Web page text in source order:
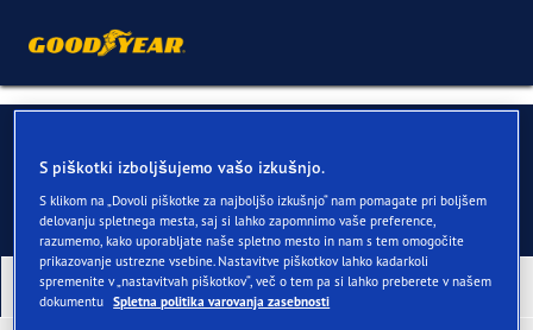
Najnovejše pnevmatike
S piškotki izboljšujemo vašo izkušnjo.
S klikom na „Dovoli piškotke za najboljšo izkušnjo“ nam pomagate pri boljšem
delovanju spletnega mesta, saj si lahko zapomnimo vaše preference,
razumemo, kako uporabljate naše spletno mesto in nam s tem omogočite
prikazovanje ustrezne vsebine. Nastavitve piškotkov lahko kadarkoli
spremenite v „nastavitvah piškotkov“, več o tem pa si lahko preberete v našem
dokumentu Spletna politika varovanja zasebnosti